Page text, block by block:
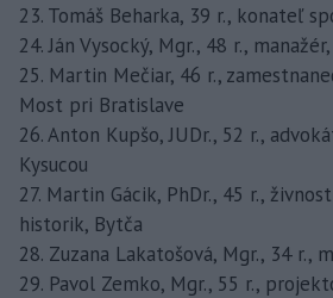
23. Tomáš Beharka, 39 r., konateľ
24. Ján Vysocký, Mgr., 48 r.,
25. Martin Mečiar, 46 r.,
Most pri Bratislave
26. Anton Kupšo, JUDr., 52 r.,
Kysucou
27. Martin Gácik, PhDr., 45 r.,
historik, Bytča
28. Zuzana Lakatošová, Mgr., 34 r.,
29. Pavol Zemko, Mgr., 55 r.,